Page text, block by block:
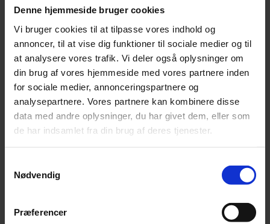
Denne hjemmeside bruger cookies
Vi bruger cookies til at tilpasse vores indhold og
annoncer, til at vise dig funktioner til sociale medier og til
at analysere vores trafik. Vi deler også oplysninger om
din brug af vores hjemmeside med vores partnere inden
for sociale medier, annonceringspartnere og
analysepartnere. Vores partnere kan kombinere disse
data med andre oplysninger, du har givet dem, eller som
de har indsamlet fra din brug af deres tjenester.
Nødvendig
Præferencer
Tørrede Melorme
Opbevares tørt og mørkt. Holdbar 3 måneder efter åbning og uåbnet
Analytiske bestanddele: Råprotein 52,7 %, Fedt 32,8 %, Fibre 17,1
% og Råaske 3,2 %
9776649
Weight 0,9 kg
Relaterede produkter
Hønsefuldfoder ENO - 15 kg